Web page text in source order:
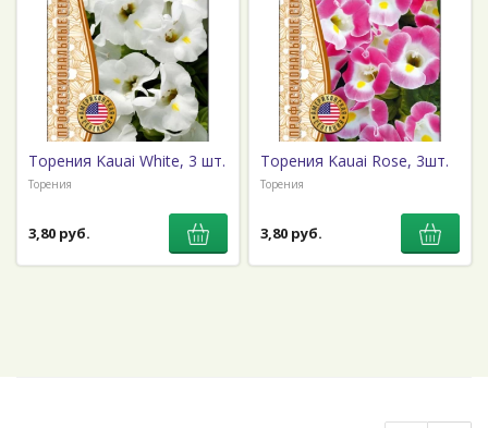
Торения Kauai White, 3 шт.
Торения
3,80 руб.
Торения Kauai Rose, 3шт.
Торения
3,80 руб.